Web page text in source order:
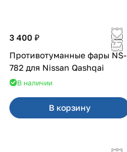
3 400 ₽
Противотуманные фары NS-
782 для Nissan Qashqai
В наличии
В корзину